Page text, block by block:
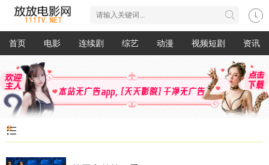
首页 电影 连续剧 综艺 动漫 视频短剧 资讯